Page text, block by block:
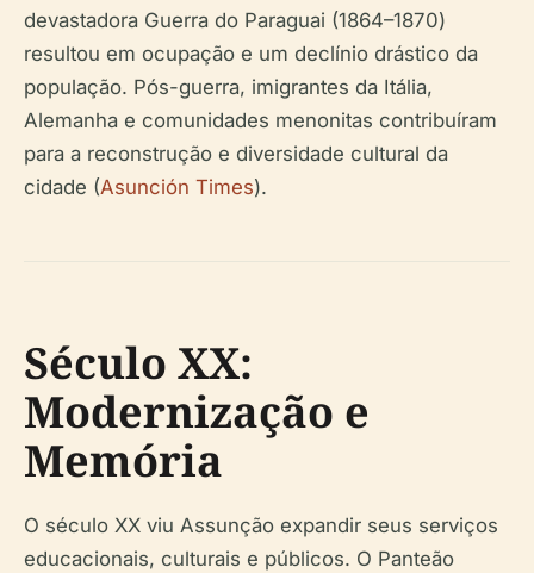
devastadora Guerra do Paraguai (1864–1870)
resultou em ocupação e um declínio drástico da
população. Pós-guerra, imigrantes da Itália,
Alemanha e comunidades menonitas contribuíram
para a reconstrução e diversidade cultural da
cidade (Asunción Times).
Século XX:
Modernização e
Memória
O século XX viu Assunção expandir seus serviços
educacionais, culturais e públicos. O Panteão